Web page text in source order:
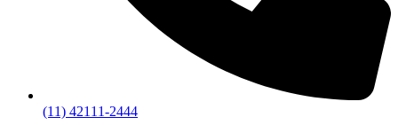
(11) 42111-2444